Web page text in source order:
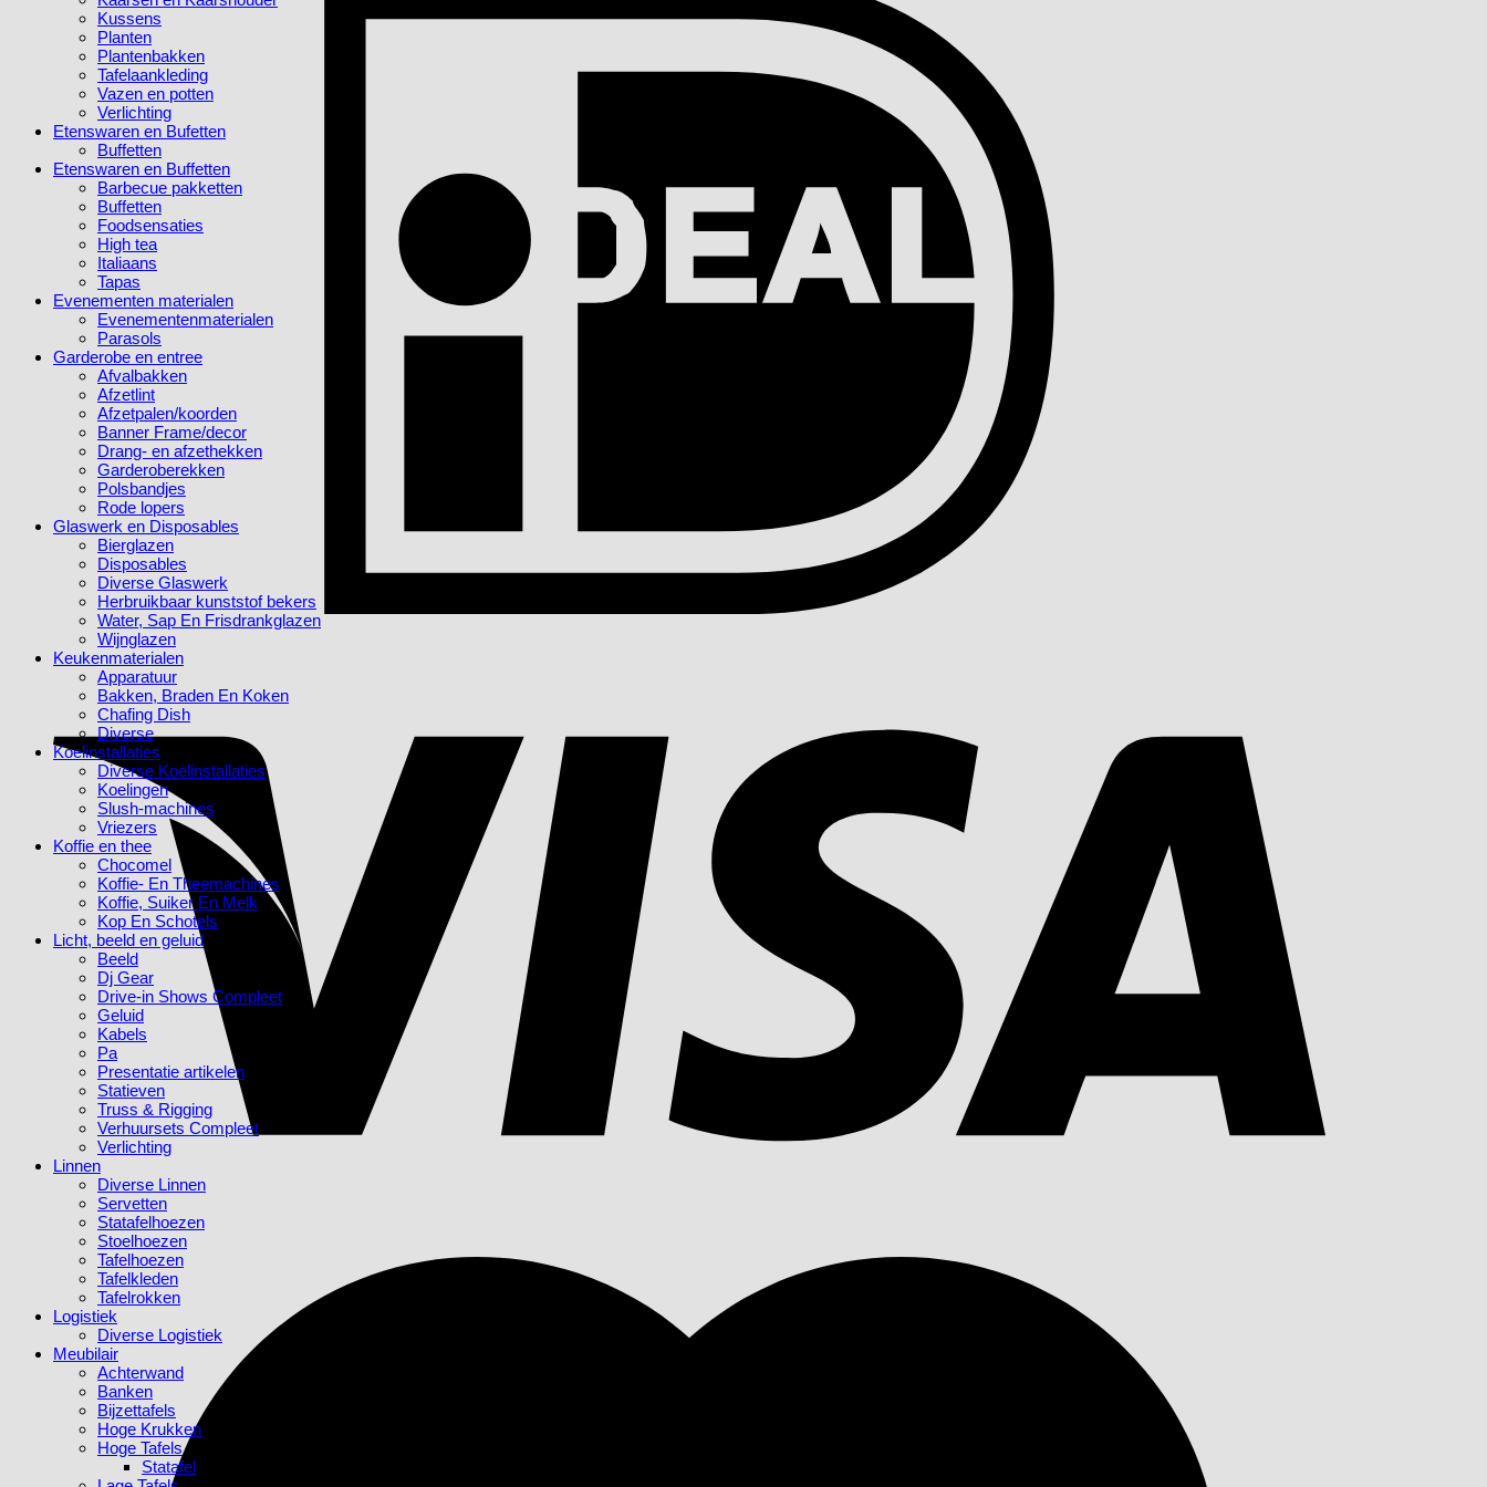
Kussens
Planten
Plantenbakken
Tafelaankleding
Vazen en potten
Verlichting
Etenswaren en Bufetten
Buffetten
Etenswaren en Buffetten
Barbecue pakketten
Buffetten
Foodsensaties
High tea
Italiaans
Tapas
Evenementen materialen
Evenementenmaterialen
Parasols
Garderobe en entree
Afvalbakken
Afzetlint
Afzetpalen/koorden
Banner Frame/decor
Drang- en afzethekken
Garderoberekken
Polsbandjes
Rode lopers
Glaswerk en Disposables
Bierglazen
Disposables
Diverse Glaswerk
Herbruikbaar kunststof bekers
Water, Sap En Frisdrankglazen
Wijnglazen
Keukenmaterialen
Apparatuur
Bakken, Braden En Koken
Chafing Dish
Diverse
Koelinstallaties
Diverse Koelinstallaties
Koelingen
Slush-machines
Vriezers
Koffie en thee
Chocomel
Koffie- En Theemachines
Koffie, Suiker En Melk
Kop En Schotels
Licht, beeld en geluid
Beeld
Dj Gear
Drive-in Shows Compleet
Geluid
Kabels
Pa
Presentatie artikelen
Statieven
Truss & Rigging
Verhuursets Compleet
Verlichting
Linnen
Diverse Linnen
Servetten
Statafelhoezen
Stoelhoezen
Tafelhoezen
Tafelkleden
Tafelrokken
Logistiek
Diverse Logistiek
Meubilair
Achterwand
Banken
Bijzettafels
Hoge Krukken
Hoge Tafels
Statafel